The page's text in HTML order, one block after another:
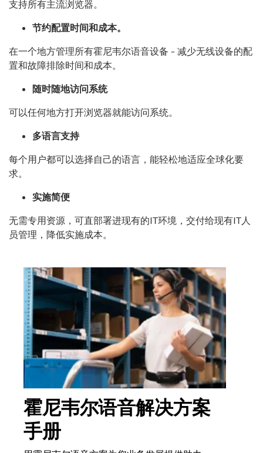
支持所有主流浏览器。
节约配置时间和成本。
在一个地方管理所有霍尼韦尔语音设备 - 减少无线设备的配
置和故障排除时间和成本。
随时随地访问系统
可以任何地方打开浏览器就能访问系统。
多语言支持
每个用户都可以选择自己的语言，能轻松地适应全球化要
求。
实施简便
无需专用资源，可直部署进现有的IT环境，交付给现有IT人
员管理，降低实施成本。
霍尼韦尔语音解决方案
手册